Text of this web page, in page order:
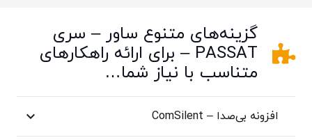
گزینه‌های متنوع ساور – سری
PASSAT – برای ارائه راهکارهای
متناسب با نیاز شما…
افزونه بی‌صدا – ComSilent